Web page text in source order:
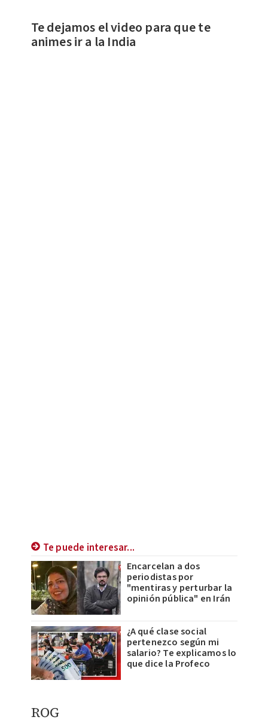
Te dejamos el video para que te
animes ir a la India​
Te puede interesar...
Encarcelan a dos
periodistas por
"mentiras y perturbar la
opinión pública" en Irán
¿A qué clase social
pertenezco según mi
salario? Te explicamos lo
que dice la Profeco
ROG